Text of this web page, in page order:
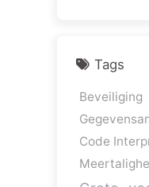
Tags
Beveiliging
Code